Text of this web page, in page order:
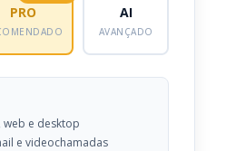
PRO AI
AVANÇADO
e desktop
e videochamadas